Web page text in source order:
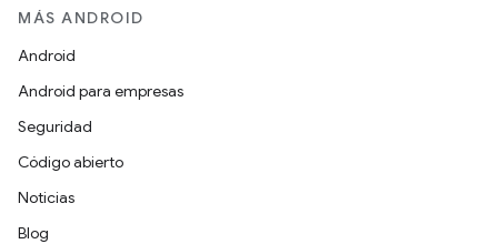
MÁS ANDROID
Android
Android para empresas
Seguridad
Código abierto
Noticias
Blog